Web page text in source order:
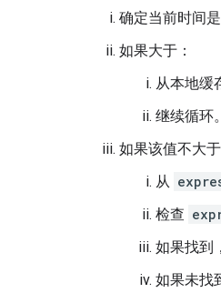
确定当前时间
如果大于：
从本地缓
继续循环。
如果该值不大于
从
检查
如果找到
如果未找